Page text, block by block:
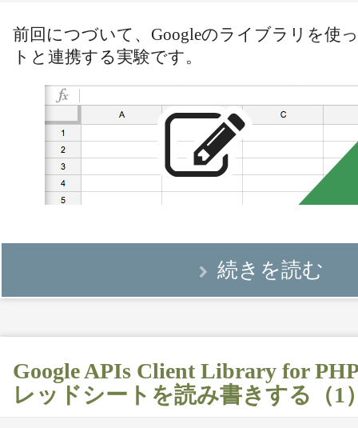
前回につづいて、Googleのライブラリを使
トと連携する実験です。
続きを読む
Google APIs Client Library for
レッドシートを読み書きする（1